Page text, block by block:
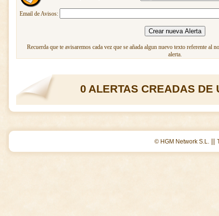
Email de Avisos:
Recuerda que te avisaremos cada vez que se añada algun nuevo texto referente al
alerta.
0 ALERTAS CREADAS DE
© HGM Network S.L. ||